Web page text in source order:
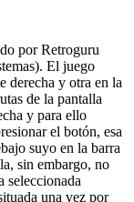
por Retroguru
El juego
derecha y otra en la
de la pantalla
y para ello
el botón, esa
suyo en la barra
sin embargo, no
seleccionada
una vez por